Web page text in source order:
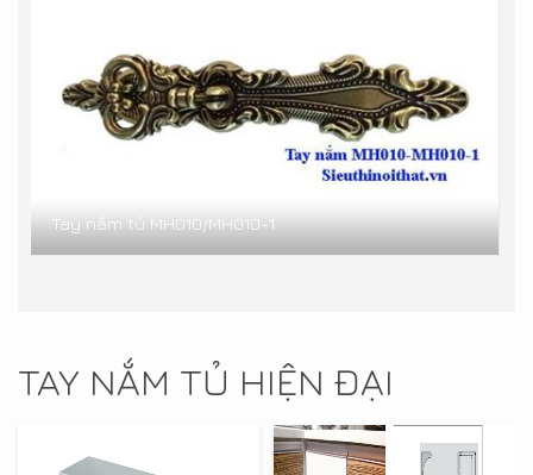
Tay nắm tủ MH010/MH010-1
TAY NẮM TỦ HIỆN ĐẠI